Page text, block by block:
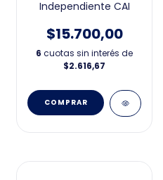
Independiente CAI
$15.700,00
6 cuotas sin interés de
$2.616,67